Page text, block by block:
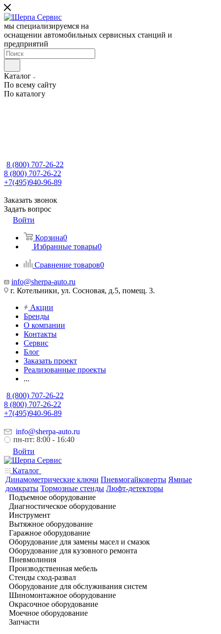
мы специализируемся на
оснащении автомобильных сервисных станций и
предприятий
Каталог
По всему сайту
По каталогу
8 (800) 707-26-22
8 (800) 707-26-22
+7(495)940-96-89
Заказать звонок
Задать вопрос
Войти
Корзина0
Избранные товары0
Сравнение товаров0
info@sherpa-auto.ru
г. Котельники, ул. Сосновая, д.5, помещ. 3.
Акции
Бренды
О компании
Контакты
Сервис
Блог
Заказать проект
Реализованные проекты
...
8 (800) 707-26-22
8 (800) 707-26-22
+7(495)940-96-89
info@sherpa-auto.ru
пн-пт: 8:00 - 16:40
Войти
Каталог
Динамометрические ключи Пневмогайковерты Ямные
домкраты Тормозные стенды Люфт-детекторы
Подъемное оборудование
Диагностическое оборудование
Инструмент
Вытяжное оборудование
Гаражное оборудование
Оборудование для замены масел и смазок
Оборудование для кузовного ремонта
Пневмолиния
Производственная мебель
Стенды сход-развал
Оборудование для обслуживания систем
Шиномонтажное оборудование
Окрасочное оборудование
Моечное оборудование
Запчасти